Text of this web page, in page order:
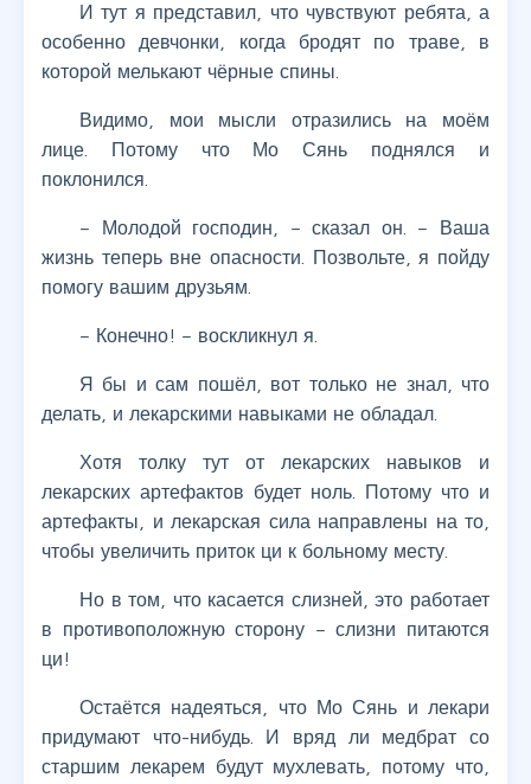
И тут я представил, что чувствуют ребята, а
особенно девчонки, когда бродят по траве, в
которой мелькают чёрные спины.
Видимо, мои мысли отразились на моём
лице. Потому что Мо Сянь поднялся и
поклонился.
– Молодой господин, – сказал он. – Ваша
жизнь теперь вне опасности. Позвольте, я пойду
помогу вашим друзьям.
– Конечно! – воскликнул я.
Я бы и сам пошёл, вот только не знал, что
делать, и лекарскими навыками не обладал.
Хотя толку тут от лекарских навыков и
лекарских артефактов будет ноль. Потому что и
артефакты, и лекарская сила направлены на то,
чтобы увеличить приток ци к больному месту.
Но в том, что касается слизней, это работает
в противоположную сторону – слизни питаются
ци!
Остаётся надеяться, что Мо Сянь и лекари
придумают что-нибудь. И вряд ли медбрат со
старшим лекарем будут мухлевать, потому что,